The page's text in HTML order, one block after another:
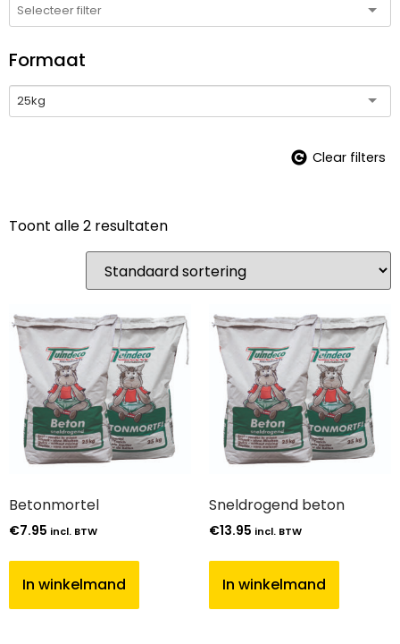
Formaat
25kg
Clear filters
Toont alle 2 resultaten
Betonmortel
€7.95 incl. BTW
In winkelmand
Sneldrogend beton
€13.95 incl. BTW
In winkelmand